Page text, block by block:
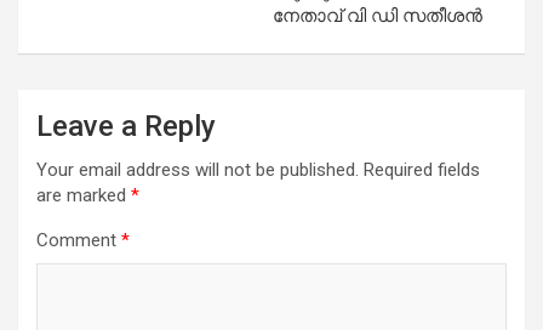
നേതാവ് വി ഡി സതീശന്‍
Leave a Reply
Your email address will not be published. Required fields
are marked *
Comment *